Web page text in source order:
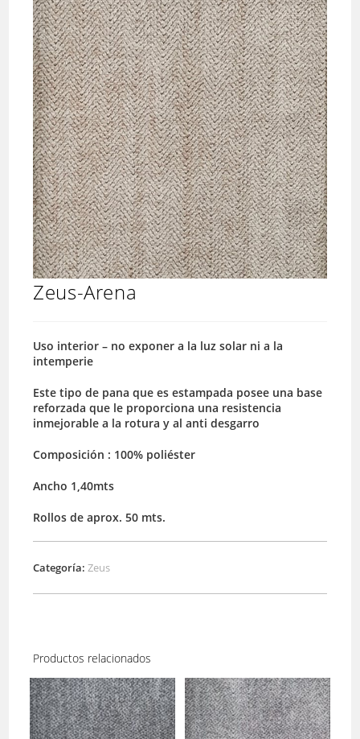
Zeus-Arena
Uso interior – no exponer a la luz solar ni a la
intemperie
Este tipo de pana que es estampada posee una base
reforzada que le proporciona una resistencia
inmejorable a la rotura y al anti desgarro
Composición : 100% poliéster
Ancho 1,40mts
Rollos de aprox. 50 mts.
Categoría:Zeus
Productos relacionados